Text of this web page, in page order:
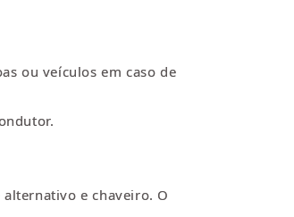
ou veículos em caso de
e chaveiro. O